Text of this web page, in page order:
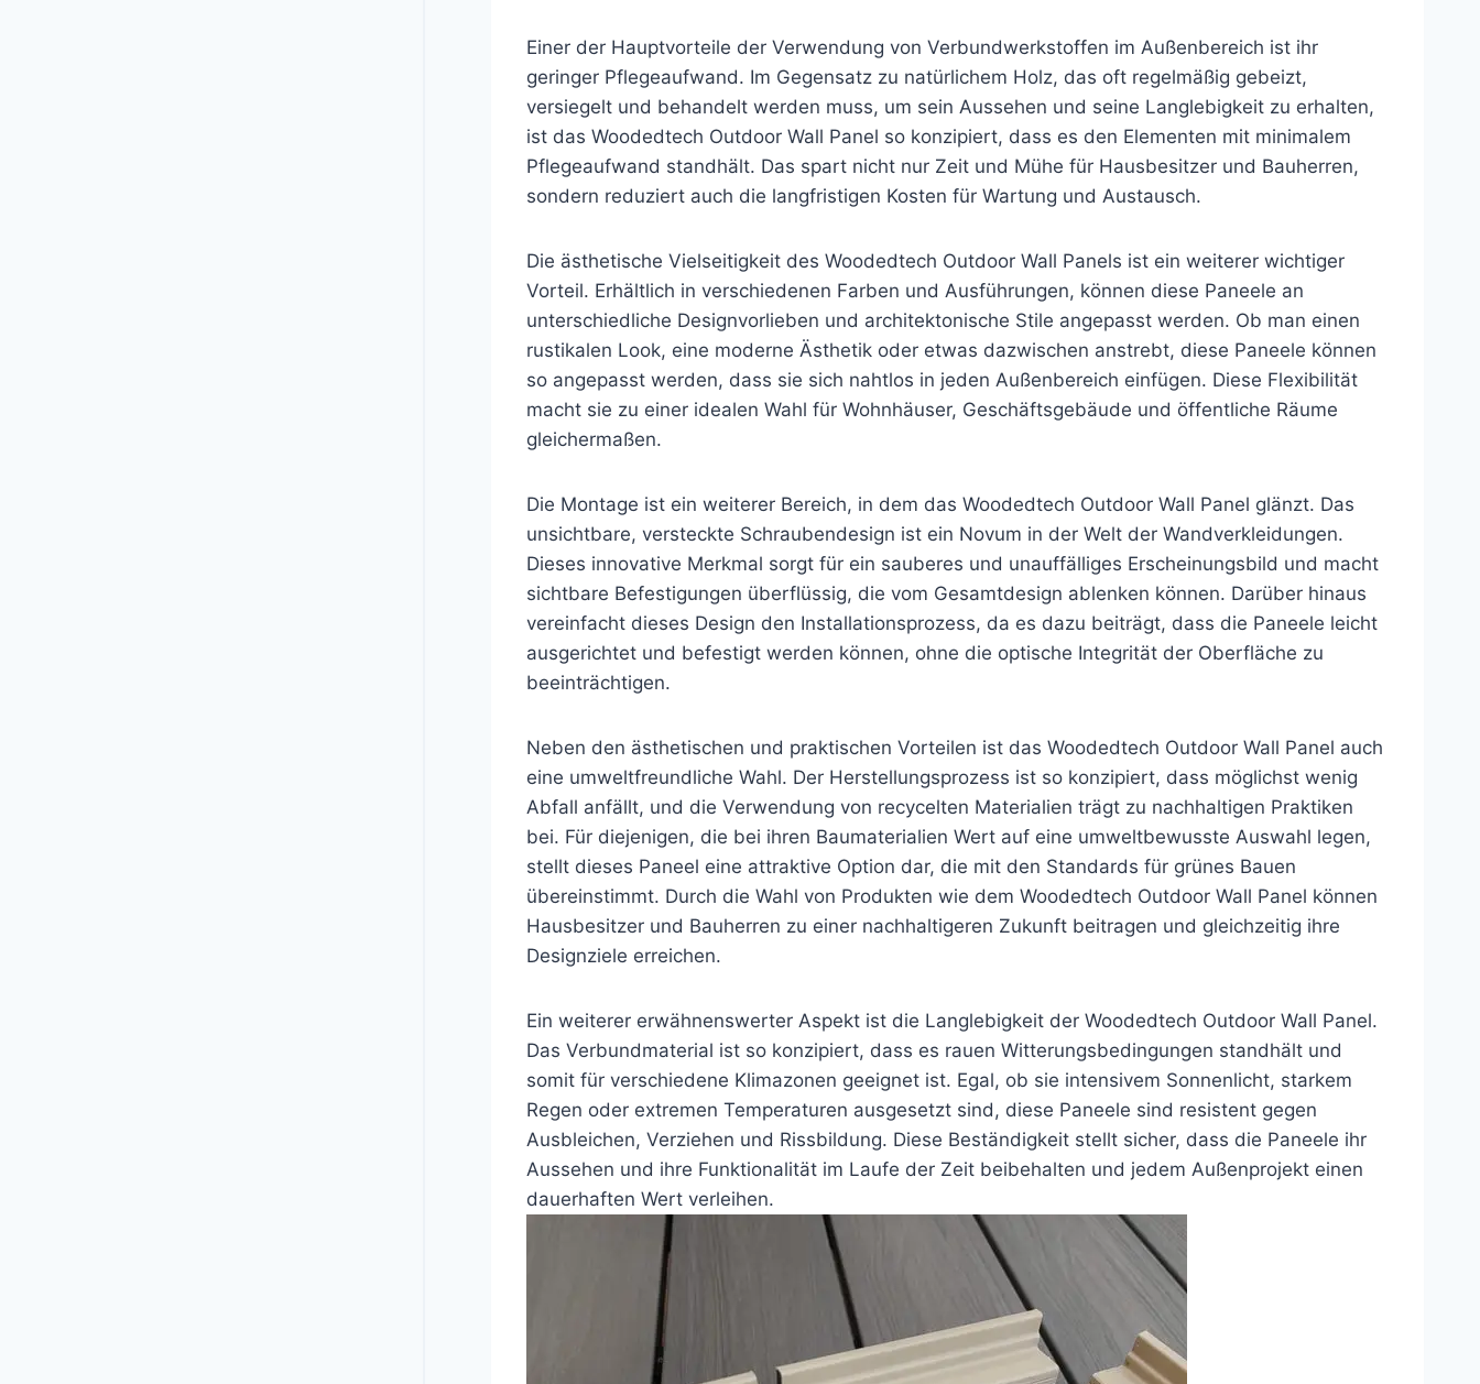
Einer der Hauptvorteile der Verwendung von Verbundwerkstoffen im Außenbereich ist ihr
geringer Pflegeaufwand. Im Gegensatz zu natürlichem Holz, das oft regelmäßig gebeizt,
versiegelt und behandelt werden muss, um sein Aussehen und seine Langlebigkeit zu erhalten,
ist das Woodedtech Outdoor Wall Panel so konzipiert, dass es den Elementen mit minimalem
Pflegeaufwand standhält. Das spart nicht nur Zeit und Mühe für Hausbesitzer und Bauherren,
sondern reduziert auch die langfristigen Kosten für Wartung und Austausch.
Die ästhetische Vielseitigkeit des Woodedtech Outdoor Wall Panels ist ein weiterer wichtiger
Vorteil. Erhältlich in verschiedenen Farben und Ausführungen, können diese Paneele an
unterschiedliche Designvorlieben und architektonische Stile angepasst werden. Ob man einen
rustikalen Look, eine moderne Ästhetik oder etwas dazwischen anstrebt, diese Paneele können
so angepasst werden, dass sie sich nahtlos in jeden Außenbereich einfügen. Diese Flexibilität
macht sie zu einer idealen Wahl für Wohnhäuser, Geschäftsgebäude und öffentliche Räume
gleichermaßen.
Die Montage ist ein weiterer Bereich, in dem das Woodedtech Outdoor Wall Panel glänzt. Das
unsichtbare, versteckte Schraubendesign ist ein Novum in der Welt der Wandverkleidungen.
Dieses innovative Merkmal sorgt für ein sauberes und unauffälliges Erscheinungsbild und macht
sichtbare Befestigungen überflüssig, die vom Gesamtdesign ablenken können. Darüber hinaus
vereinfacht dieses Design den Installationsprozess, da es dazu beiträgt, dass die Paneele leicht
ausgerichtet und befestigt werden können, ohne die optische Integrität der Oberfläche zu
beeinträchtigen.
Neben den ästhetischen und praktischen Vorteilen ist das Woodedtech Outdoor Wall Panel auch
eine umweltfreundliche Wahl. Der Herstellungsprozess ist so konzipiert, dass möglichst wenig
Abfall anfällt, und die Verwendung von recycelten Materialien trägt zu nachhaltigen Praktiken
bei. Für diejenigen, die bei ihren Baumaterialien Wert auf eine umweltbewusste Auswahl legen,
stellt dieses Paneel eine attraktive Option dar, die mit den Standards für grünes Bauen
übereinstimmt. Durch die Wahl von Produkten wie dem Woodedtech Outdoor Wall Panel können
Hausbesitzer und Bauherren zu einer nachhaltigeren Zukunft beitragen und gleichzeitig ihre
Designziele erreichen.
Ein weiterer erwähnenswerter Aspekt ist die Langlebigkeit der Woodedtech Outdoor Wall Panel.
Das Verbundmaterial ist so konzipiert, dass es rauen Witterungsbedingungen standhält und
somit für verschiedene Klimazonen geeignet ist. Egal, ob sie intensivem Sonnenlicht, starkem
Regen oder extremen Temperaturen ausgesetzt sind, diese Paneele sind resistent gegen
Ausbleichen, Verziehen und Rissbildung. Diese Beständigkeit stellt sicher, dass die Paneele ihr
Aussehen und ihre Funktionalität im Laufe der Zeit beibehalten und jedem Außenprojekt einen
dauerhaften Wert verleihen.